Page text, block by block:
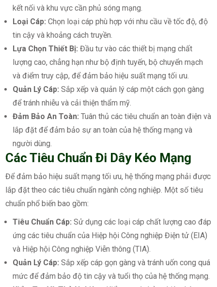
kết nối và khu vực cần phủ sóng mạng.
Loại Cáp: Chọn loại cáp phù hợp với nhu cầu về tốc độ, độ
tin cậy và khoảng cách truyền.
Lựa Chọn Thiết Bị: Đầu tư vào các thiết bị mạng chất
lượng cao, chẳng hạn như bộ định tuyến, bộ chuyển mạch
và điểm truy cập, để đảm bảo hiệu suất mạng tối ưu.
Quản Lý Cáp: Sắp xếp và quản lý cáp một cách gọn gàng
để tránh nhiễu và cải thiện thẩm mỹ.
Đảm Bảo An Toàn: Tuân thủ các tiêu chuẩn an toàn điện và
lắp đặt để đảm bảo sự an toàn của hệ thống mạng và
người dùng.
Các Tiêu Chuẩn Đi Dây Kéo Mạng
Để đảm bảo hiệu suất mạng tối ưu, hệ thống mạng phải được
lắp đặt theo các tiêu chuẩn ngành công nghiệp. Một số tiêu
chuẩn phổ biến bao gồm:
Tiêu Chuẩn Cáp: Sử dụng các loại cáp chất lượng cao đáp
ứng các tiêu chuẩn của Hiệp hội Công nghiệp Điện tử (EIA)
và Hiệp hội Công nghiệp Viễn thông (TIA).
Quản Lý Cáp: Sắp xếp cáp gọn gàng và tránh uốn cong quá
mức để đảm bảo độ tin cậy và tuổi thọ của hệ thống mạng.